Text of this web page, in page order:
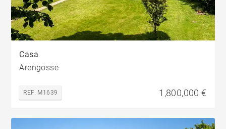
Casa
Arengosse
REF. M1639 1,800,000 €